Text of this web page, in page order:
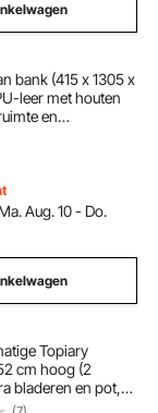
bank (415 x 1305 x
leer met houten
en
een
voor
Ma. Aug. 10 - Do.
Topiary
cm hoog (2
bladeren en pot,